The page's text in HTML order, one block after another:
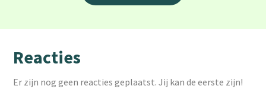
Reacties
Er zijn nog geen reacties geplaatst. Jij kan de eerste zijn!